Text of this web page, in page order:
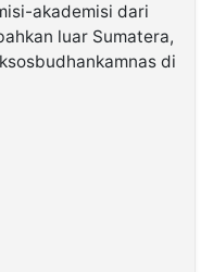
akademisi dari
luar Sumatera,
di